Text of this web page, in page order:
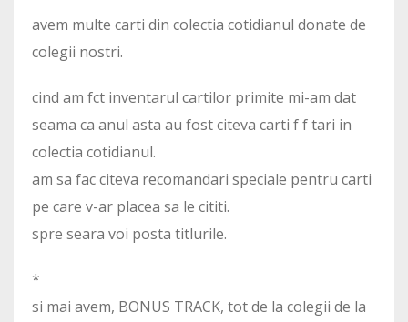
avem multe carti din colectia cotidianul donate de
colegii nostri.
cind am fct inventarul cartilor primite mi-am dat
seama ca anul asta au fost citeva carti f f tari in
colectia cotidianul.
am sa fac citeva recomandari speciale pentru carti
pe care v-ar placea sa le cititi.
spre seara voi posta titlurile.
*
si mai avem, BONUS TRACK, tot de la colegii de la